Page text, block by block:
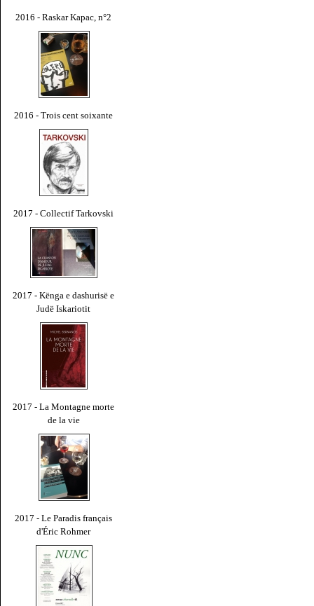
2016 - Raskar Kapac, n°2
2016 - Trois cent soixante
2017 - Collectif Tarkovski
2017 - Kënga e dashurisë e
Judë Iskariotit
2017 - La Montagne morte
de la vie
2017 - Le Paradis français
d'Éric Rohmer